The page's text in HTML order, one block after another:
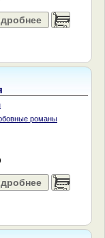
......
романы
......